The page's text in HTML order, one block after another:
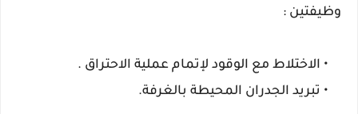
وظيفتين :
• الاختلاط مع الوقود لإتمام عملية الاحتراق .
• تبريد الجدران المحيطة بالغرفة.